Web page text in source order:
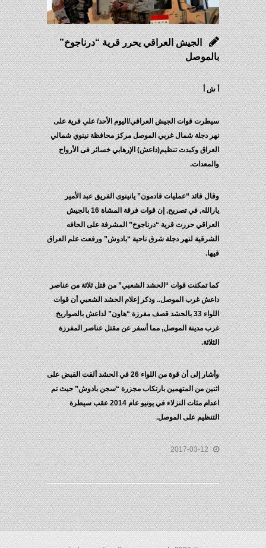
الجيش العراقي يحرر قرية “درناجوخ”
بالموصل
أ ش أ
سيطرت قوات الجيش العراقي/اليوم الأحد/ علي قرية على
نهر دجلة شمال غربي الموصل مركز محافظة نينوي شمالي
العراق وكبدت تنظيم(داعش) الإرهابي خسائر فى الأرواح
والمعدات.
وقال قائد “عمليات قادمون” يانينوى الفريق عبد الأمير
يارالله, في تصريح, إن قوات فرقة المشاة 16 بالجيش
العراقي حررت قرية “درناجوخ” المشرفة على الحافه
الشرقية لنهر دجلة شرق ناحية “بادوش” ورفعت علم العراق
فيها.
كما تمكنت قوات “الحشد الشعبي” من قتل ثلاثة من عناصر
داعش غرب الموصل.. وذكر إعلام الحشد الشعبي أن قوات
اللواء 33 بالحشد قصف مفرزة “هاون” لداعش بالصواريخ
غرب مدينة الموصل, مما أسفر عن مقتل عناصر المفرزة
الثلاثة.
وأشار إلى أن قوة من اللواء 26 في الحشد ألقت القبض على
اثنين من المتهمين بارتكاب مجزرة “سجن بادوش” حيث تم
اعدام مئات النزلاء في يونيو عام 2014 عقب سيطرة
التنظيم على الموصل.
2017-03-12